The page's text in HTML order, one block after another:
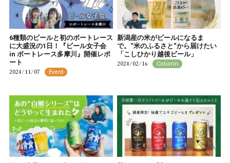
6種類のビールと初のボートレース
に大盛況の1日！『ビール女子会
in ボートレース多摩川』開催レポ
ート
2024/11/07 Event
新潟産の米がビールになるま
で。“米のふるさと“から届けたい
「こしひかり越後ビール」
2024/02/16 Column